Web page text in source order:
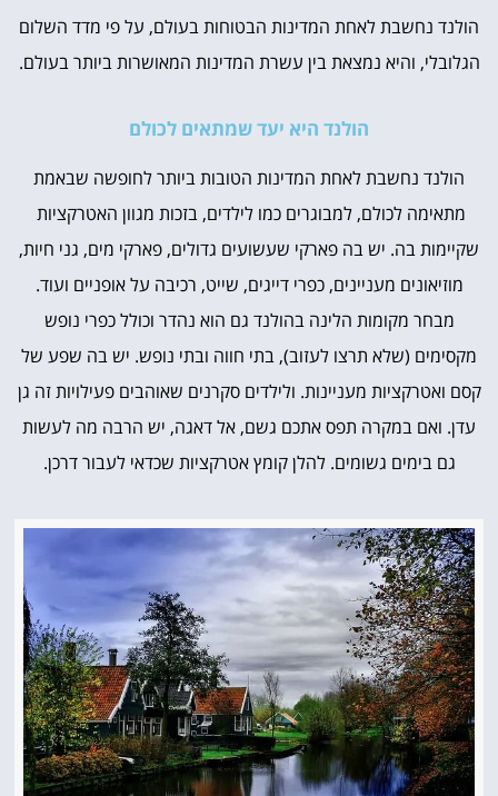
הולנד נחשבת לאחת המדינות הבטוחות בעולם, על פי מדד השלום
הגלובלי, והיא נמצאת בין עשרת המדינות המאושרות ביותר בעולם.
הולנד היא יעד שמתאים לכולם
הולנד נחשבת לאחת המדינות הטובות ביותר לחופשה שבאמת
מתאימה לכולם, למבוגרים כמו לילדים, בזכות מגוון האטרקציות
שקיימות בה. יש בה פארקי שעשועים גדולים, פארקי מים, גני חיות,
מוזיאונים מעניינים, כפרי דייגים, שייט, רכיבה על אופניים ועוד.
מבחר מקומות הלינה בהולנד גם הוא נהדר וכולל כפרי נופש
מקסימים (שלא תרצו לעזוב), בתי חווה ובתי נופש. יש בה שפע של
קסם ואטרקציות מעניינות. ולילדים סקרנים שאוהבים פעילויות זה גן
עדן. ואם במקרה תפס אתכם גשם, אל דאגה, יש הרבה מה לעשות
גם בימים גשומים. להלן קומץ אטרקציות שכדאי לעבור דרכן.